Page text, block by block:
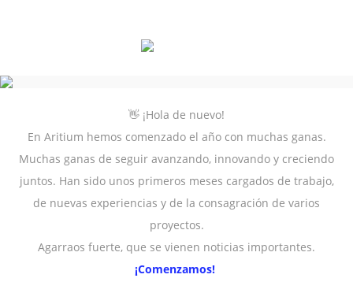
👋 ¡Hola de nuevo!
En Aritium hemos comenzado el año con muchas ganas.
Muchas ganas de seguir avanzando, innovando y creciendo
juntos. Han sido unos primeros meses cargados de trabajo,
de nuevas experiencias y de la consagración de varios
proyectos.
Agarraos fuerte, que se vienen noticias importantes.
¡Comenzamos!